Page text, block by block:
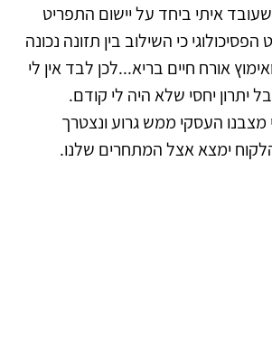
איננו תלוי רק בתפריט, אלא חברתי ביחד לפסיכולוג/מטפל NLP שעובד איתי ביחד על יישום התפריט
כי השילוב בין תזונה נכונה
אורח חיים בריא...לכן לבד אין לי
יתרון יחסי שלא היה לי קודם.
מצבנו העסקי ממש גרוע ונצטרך
ימצא אצל המתחרים שלנו.